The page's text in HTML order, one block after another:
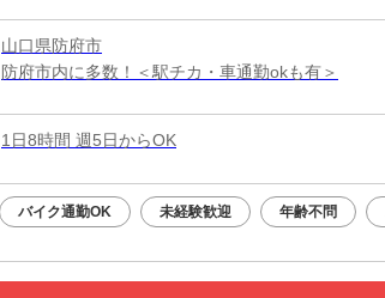
山口県防府市
防府市内に多数！＜駅チカ・車通勤okも有＞
1日8時間 週5日からOK
バイク通勤OK 未経験歓迎 年齢不問